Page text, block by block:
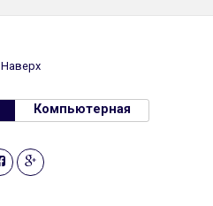
Наверх
Компьютерная